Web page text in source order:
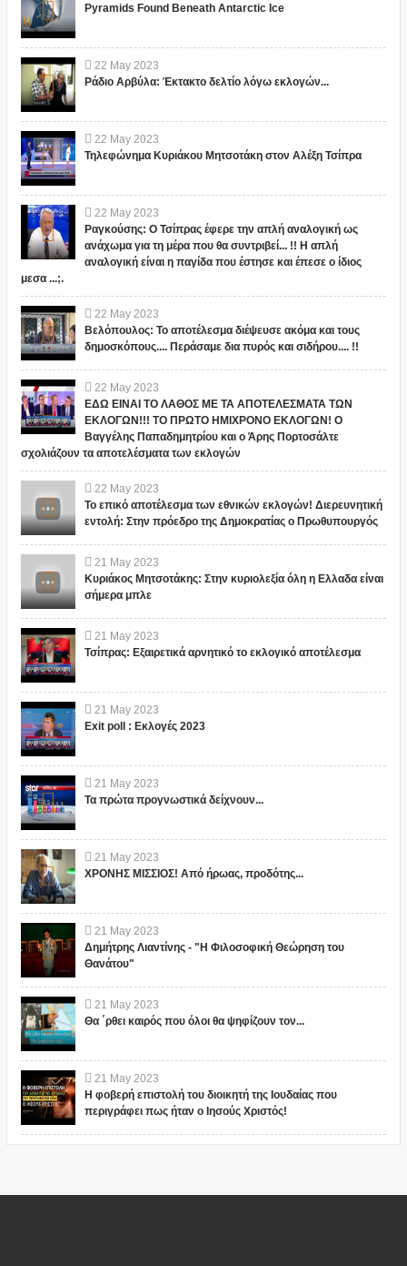
Pyramids Found Beneath Antarctic Ice
22 May 2023
Ράδιο Αρβύλα: Έκτακτο δελτίο λόγω εκλογών...
22 May 2023
Τηλεφώνημα Κυριάκου Μητσοτάκη στον Αλέξη Τσίπρα
22 May 2023
Ραγκούσης: Ο Τσίπρας έφερε την απλή αναλογική ως
ανάχωμα για τη μέρα που θα συντριβεί... !! Η απλή
αναλογική είναι η παγίδα που έστησε και έπεσε ο ίδιος
μεσα ...;.
22 May 2023
Βελόπουλος: Το αποτέλεσμα διέψευσε ακόμα και τους
δημοσκόπους.... Περάσαμε δια πυρός και σιδήρου.... !!
22 May 2023
ΕΔΩ ΕΙΝΑΙ ΤΟ ΛΑΘΟΣ ΜΕ ΤΑ ΑΠΟΤΕΛΕΣΜΑΤΑ ΤΩΝ
ΕΚΛΟΓΩΝ!!! ΤΟ ΠΡΩΤΟ ΗΜΙΧΡΟΝΟ ΕΚΛΟΓΩΝ! Ο
Βαγγέλης Παπαδημητρίου και ο Άρης Πορτοσάλτε
σχολιάζουν τα αποτελέσματα των εκλογών
22 May 2023
Το επικό αποτέλεσμα των εθνικών εκλογών! Διερευνητική
εντολή: Στην πρόεδρο της Δημοκρατίας ο Πρωθυπουργός
21 May 2023
Κυριάκος Μητσοτάκης: Στην κυριολεξία όλη η Ελλαδα είναι
σήμερα μπλε
21 May 2023
Τσίπρας: Εξαιρετικά αρνητικό το εκλογικό αποτέλεσμα
21 May 2023
Exit poll : Εκλογές 2023
21 May 2023
Τα πρώτα προγνωστικά δείχνουν...
21 May 2023
ΧΡΟΝΗΣ ΜΙΣΣΙΟΣ! Από ήρωας, προδότης...
21 May 2023
Δημήτρης Λιαντίνης - "Η Φιλοσοφική Θεώρηση του
Θανάτου"
21 May 2023
Θα ΄ρθει καιρός που όλοι θα ψηφίζουν τον...
21 May 2023
Η φοβερή επιστολή του διοικητή της Ιουδαίας που
περιγράφει πως ήταν ο Ιησούς Χριστός!